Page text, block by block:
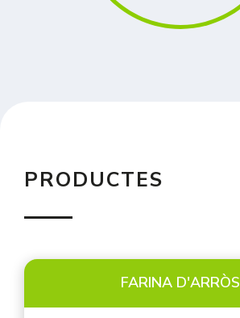
PRODUCTES
FARINA D'ARRÒS